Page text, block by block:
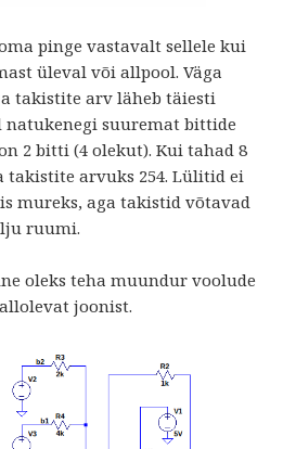
pinge vastavalt sellele kui
üleval või allpool. Väga
takistite arv läheb täiesti
natukenegi suuremat bittide
2 bitti (4 olekut). Kui tahad 8
arvuks 254. Lülitid ei
mureks, aga takistid võtavad
ruumi.
oleks teha muundur voolude
joonist.